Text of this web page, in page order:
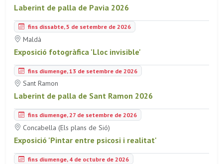
Laberint de palla de Pavia 2026
fins dissabte, 5 de setembre de 2026
Maldà
Exposició fotogràfica 'Lloc invisible'
fins diumenge, 13 de setembre de 2026
Sant Ramon
Laberint de palla de Sant Ramon 2026
fins diumenge, 27 de setembre de 2026
Concabella (Els plans de Sió)
Exposició 'Pintar entre psicosi i realitat'
fins diumenge, 4 de octubre de 2026